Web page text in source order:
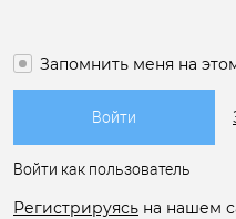
Запомнить меня на
Войти как пользователь
Регистрируясь на нашем